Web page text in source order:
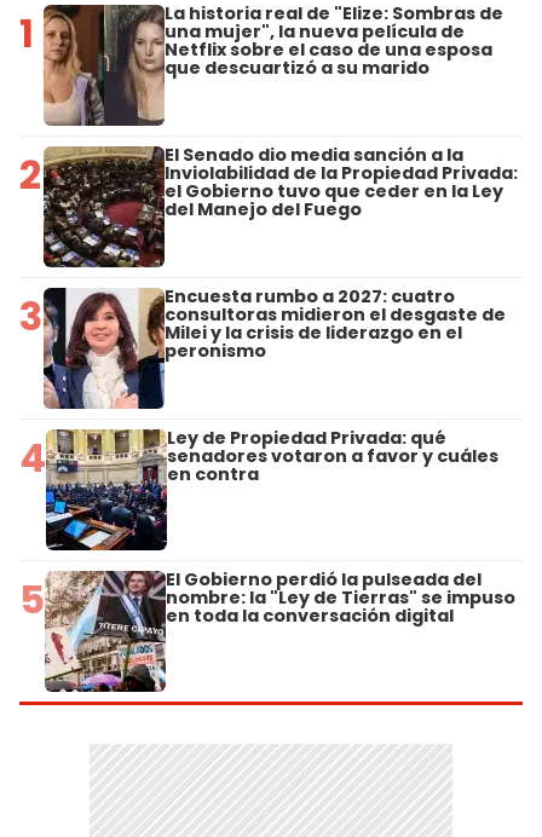
1 La historia real de "Elize: Sombras de
una mujer", la nueva película de
Netflix sobre el caso de una esposa
que descuartizó a su marido
2 El Senado dio media sanción a la
Inviolabilidad de la Propiedad Privada:
el Gobierno tuvo que ceder en la Ley
del Manejo del Fuego
3 Encuesta rumbo a 2027: cuatro
consultoras midieron el desgaste de
Milei y la crisis de liderazgo en el
peronismo
4 Ley de Propiedad Privada: qué
senadores votaron a favor y cuáles
en contra
5 El Gobierno perdió la pulseada del
nombre: la "Ley de Tierras" se impuso
en toda la conversación digital